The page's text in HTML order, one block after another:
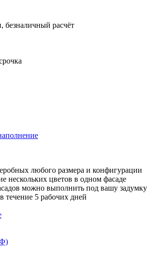
расчёт
любого размера и конфигурации
нескольких цветов в одном фасаде
можно выполнить под вашу задумку
течение 5 рабочих дней